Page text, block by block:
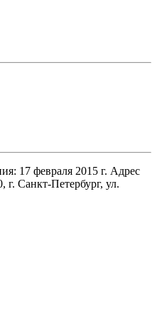
17 февраля 2015 г. Адрес
г. Санкт-Петербург, ул.